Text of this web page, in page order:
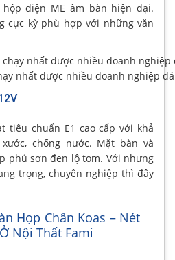
điện ME âm bàn hiện đại.
cực kỳ phù hợp với những văn
nhất được nhiều doanh nghiệp
tiêu chuẩn E1 cao cấp với khả
chống nước. Mặt bàn và
phủ sơn đen lộ tom. Với nhưng
trọng, chuyên nghiệp thì đây
Họp Chân Koas – Nét
Nội Thất Fami